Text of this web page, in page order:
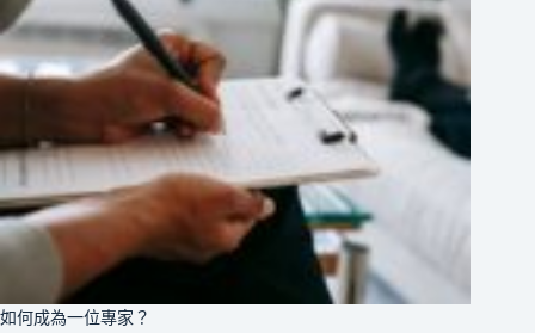
如何成為一位專家？